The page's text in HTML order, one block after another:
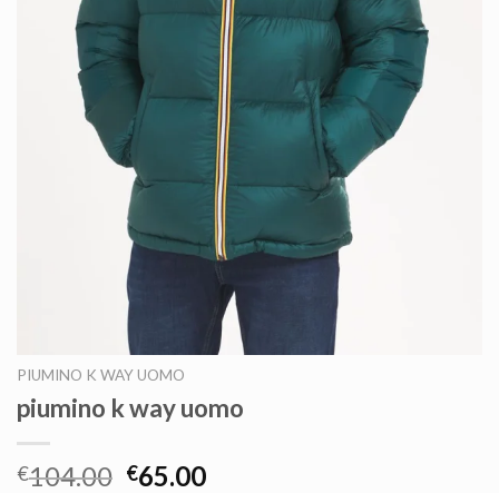
PIUMINO K WAY UOMO
piumino k way uomo
€104.00 €65.00